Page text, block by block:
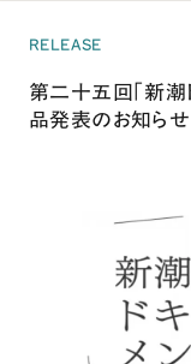
RELEASE
第二十五回「新潮
品発表のお知ら